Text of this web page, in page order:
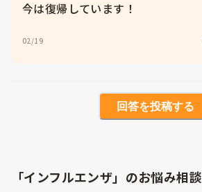
今は復帰しています！
02/19
回答を投稿する
「インフルエンザ」のお悩み相談